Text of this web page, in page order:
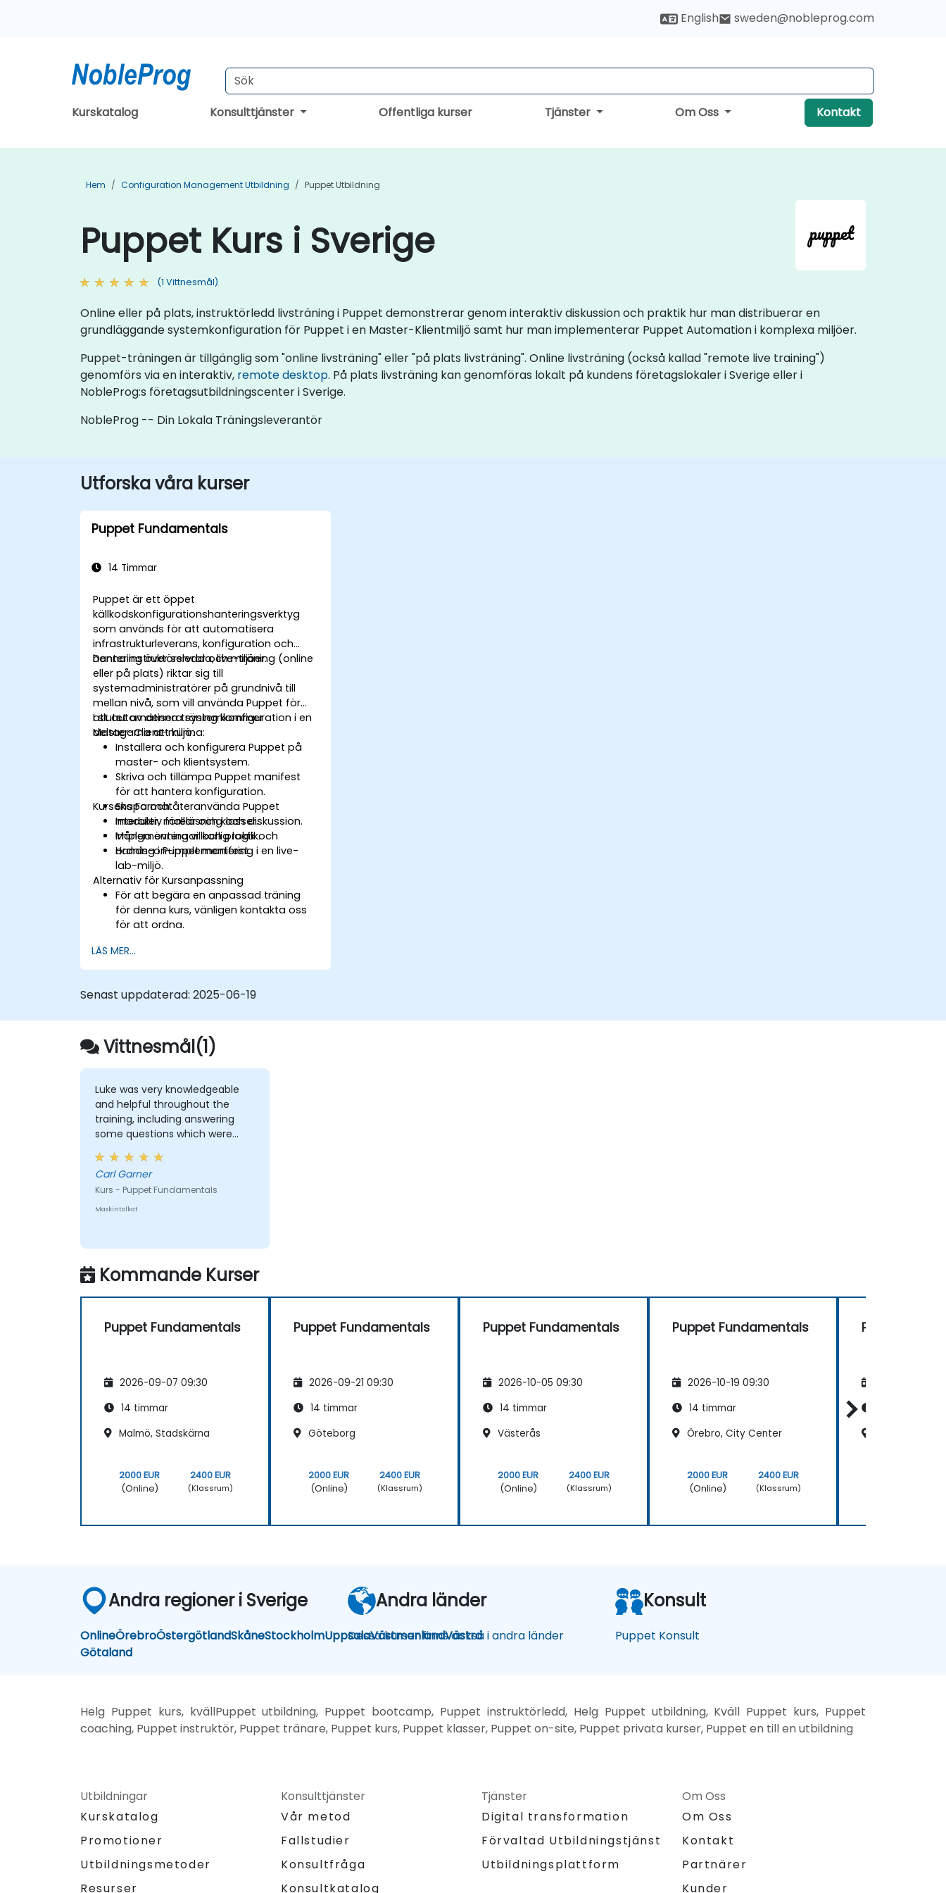
English sweden@nobleprog.com
Kurskatalog Konsulttjänster Offentliga kurser Tjänster Om Oss Kontakt
Hem Configuration Management Utbildning Puppet Utbildning
Puppet Kurs i Sverige
(1 Vittnesmål)
Online eller på plats, instruktörledd livsträning i Puppet demonstrerar genom interaktiv diskussion och praktik hur man distribuerar en
grundläggande systemkonfiguration för Puppet i en Master-Klientmiljö samt hur man implementerar Puppet Automation i komplexa miljöer.
Puppet-träningen är tillgänglig som "online livsträning" eller "på plats livsträning". Online livsträning (också kallad "remote live training")
genomförs via en interaktiv, remote desktop. På plats livsträning kan genomföras lokalt på kundens företagslokaler i Sverige eller i
NobleProg:s företagsutbildningscenter i Sverige.
NobleProg -- Din Lokala Träningsleverantör
Utforska våra kurser
Puppet Fundamentals
14 Timmar
Puppet är ett öppet
källkodskonfigurationshanteringsverktyg
som används för att automatisera
infrastrukturleverans, konfiguration och
hantering över servrar och miljöer.
Denna instruktörsledda, live-träning (online
eller på plats) riktar sig till
systemadministratörer på grundnivå till
mellan nivå, som vill använda Puppet för
att automatisera systemkonfiguration i en
Master-Client-miljö.
I slutet av denna träning kommer
deltagarna att kunna:
Installera och konfigurera Puppet på
master- och klientsystem.
Skriva och tillämpa Puppet manifest
för att hantera konfiguration.
Skapa och återanvända Puppet
moduler, mallar och klasser.
Implementera villkorlig logik och
ordning i Puppet manifest.
Kursens Format
Interaktiv föreläsning och diskussion.
Många övningar och praktik.
Hands-on-implementering i en live-
lab-miljö.
Alternativ för Kursanpassning
För att begära en anpassad träning
för denna kurs, vänligen kontakta oss
för att ordna.
LÄS MER...
Senast uppdaterad: 2025-06-19
Vittnesmål(1)
Luke was very knowledgeable
and helpful throughout the
training, including answering
some questions which were
probably more advanced than
the course.
Carl Garner
Kurs - Puppet Fundamentals
Maskintolkat
Kommande Kurser
Puppet Fundamentals
2026-09-07 09:30
14 timmar
Malmö, Stadskärna
2000 EUR
(Online)
2400 EUR
(Klassrum)
Puppet Fundamentals
2026-09-21 09:30
14 timmar
Göteborg
2000 EUR
(Online)
2400 EUR
(Klassrum)
Puppet Fundamentals
2026-10-05 09:30
14 timmar
Västerås
2000 EUR
(Online)
2400 EUR
(Klassrum)
Puppet Fundamentals
2026-10-19 09:30
14 timmar
Örebro, City Center
2000 EUR
(Online)
2400 EUR
(Klassrum)
Puppet
Andra regioner i Sverige
OnlineÖrebroÖstergötlandSkåneStockholmUppsalaVästmanlandVästra
Götaland
Andra länder
Dessa kurser finns också i andra länder
Konsult
Puppet Konsult
Helg Puppet kurs, kvällPuppet utbildning, Puppet bootcamp, Puppet instruktörledd, Helg Puppet utbildning, Kväll Puppet kurs, Puppet
coaching, Puppet instruktör, Puppet tränare, Puppet kurs, Puppet klasser, Puppet on-site, Puppet privata kurser, Puppet en till en utbildning
Utbildningar
Kurskatalog
Promotioner
Utbildningsmetoder
Resurser
Konsulttjänster
Vår metod
Fallstudier
Konsultfråga
Konsultkatalog
Tjänster
Digital transformation
Förvaltad Utbildningstjänst
Utbildningsplattform
Om Oss
Om Oss
Kontakt
Partnärer
Kunder